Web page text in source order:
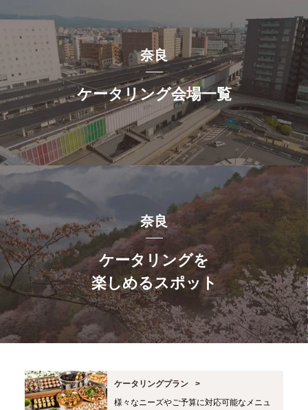
奈良
ケータリング会場一覧
奈良
ケータリングを
楽しめるスポット
ケータリングプラン
様々なニーズやご予算に対応可能なメニュ